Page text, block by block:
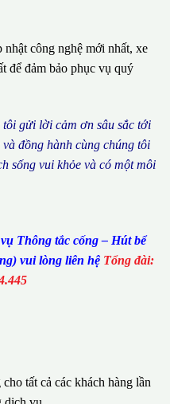
nhật công nghệ mới nhất, xe
để đảm bảo phục vụ quý
tôi gửi lời cảm ơn sâu sắc tới
và đồng hành cùng chúng tôi
sống vui khỏe và có một môi
Thông tắc cống – Hút bể
vui lòng liên hệ Tổng đài: